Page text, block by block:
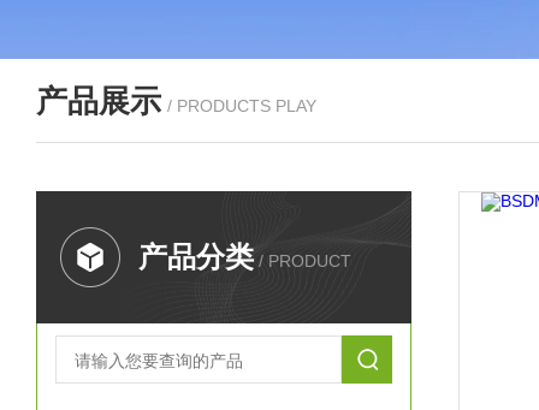
产品展示 / PRODUCTS PLAY
产品分类 / PRODUCT